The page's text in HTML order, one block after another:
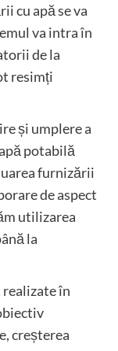
cu apă se va
va intra în
de la
resimți
și umplere a
potabilă
furnizării
de aspect
utilizarea
la
în
creșterea